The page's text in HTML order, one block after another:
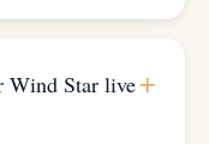
Wind Star live+